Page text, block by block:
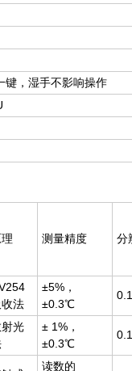
键，湿手不影响操作
测量精度 分
法
±5%，
±0.3℃
光
± 1%，
±0.3℃
读数的